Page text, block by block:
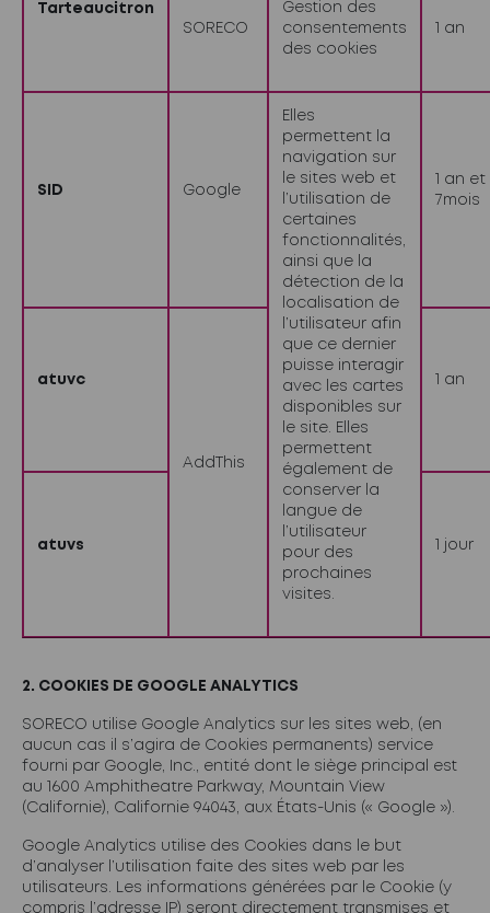
Tarteaucitron
SORECO
Gestion des
consentements
des cookies
1 an
SID Google
Elles
permettent la
navigation sur
le sites web et
l’utilisation de
certaines
fonctionnalités,
ainsi que la
détection de la
localisation de
l’utilisateur afin
que ce dernier
puisse interagir
avec les cartes
disponibles sur
le site. Elles
permettent
également de
conserver la
langue de
l’utilisateur
pour des
prochaines
visites.
1 an et
7mois
atuvc
AddThis
1 an
atuvs 1 jour
2. COOKIES DE GOOGLE ANALYTICS
SORECO utilise Google Analytics sur les sites web, (en
aucun cas il s’agira de Cookies permanents) service
fourni par Google, Inc., entité dont le siège principal est
au 1600 Amphitheatre Parkway, Mountain View
(Californie), Californie 94043, aux États-Unis (« Google »).
Google Analytics utilise des Cookies dans le but
d’analyser l’utilisation faite des sites web par les
utilisateurs. Les informations générées par le Cookie (y
compris l’adresse IP) seront directement transmises et